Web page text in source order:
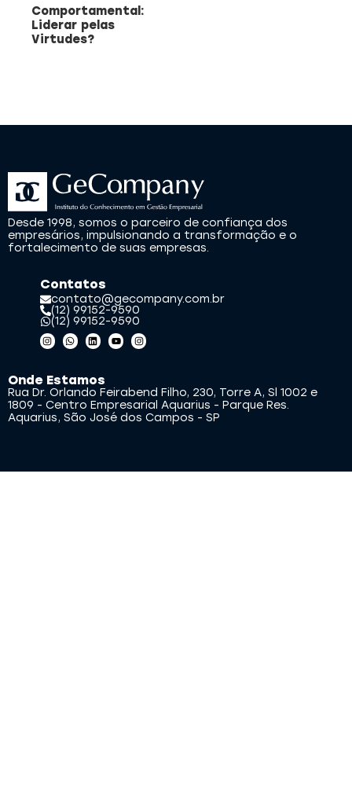
Comportamental:
Liderar pelas
Virtudes?
Desde 1998, somos o parceiro de confiança dos
empresários, impulsionando a transformação e o
fortalecimento de suas empresas.
Contatos
contato@gecompany.com.br
(12) 99152-9590
(12) 99152-9590
Onde Estamos
Rua Dr. Orlando Feirabend Filho, 230, Torre A, Sl 1002 e
1809 - Centro Empresarial Aquarius - Parque Res.
Aquarius, São José dos Campos - SP